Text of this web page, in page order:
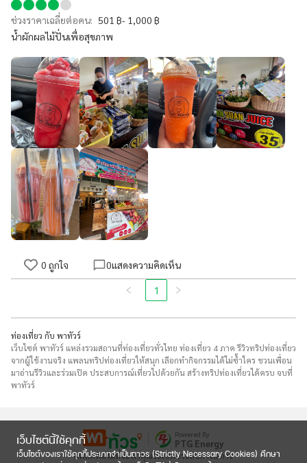
เว็บไซต์นี้ใช้คุกกี้
เว็บไซต์ของเราใช้คุกกี้ประเภทจำเป็นถาวร (Strictly Necessary Cookies) ศึกษา
ช่วงราคาเฉลี่ยต่อคน: 501 ฿- 1,000 ฿
น้ำผักผลไม้ปั่นเพื่อสุขภาพ
0 ถูกใจ 0แสดงความคิดเห็น
1
ท่องเที่ยว กับ พาทัวร์
เว็บไซต์ พาทัวร์ แหล่งรวมสถานที่ท่องเที่ยวทั่วไทย ท่องเที่ยว 4 ภาค รีวิวทริปท่องเที่ยว
จากผู้ใช้งานจริง แพลนทริปท่องเที่ยวให้สนุก เลือกทำกิจกรรมได้ไม่ซ้ำใคร ชวนเพื่อน
มาอ่านรีวิวและร่วมเปิด ประสบการณ์เที่ยวไปด้วยกัน สร้างทริปท่องเที่ยวได้ครบ จบที่
พาทัวร์
Powered By
PTG Energy
แพลตฟอร์มที่จะพาคุณไปเปิดประสบการณ์การ